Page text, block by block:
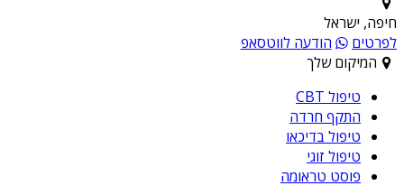
חיפה, ישראל
לפרטים
הודעה לווטסאפ
המיקום שלך
טיפול CBT
התקף חרדה
טיפול בדיכאו
טיפול זוגי
פוסט טראומה